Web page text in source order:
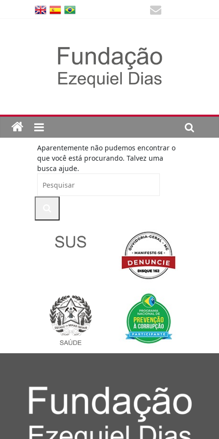
Aparentemente não pudemos encontrar o
que você está procurando. Talvez uma
busca ajude.